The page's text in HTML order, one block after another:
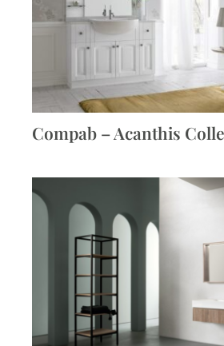
HOTELSKI
Compab – Acanthis